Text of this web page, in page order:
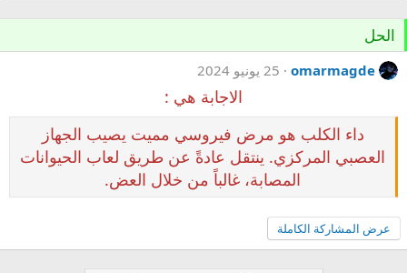
الحل
omarmagde 25 يونيو 2024
الاجابة هي :
داء الكلب هو مرض فيروسي مميت يصيب الجهاز
العصبي المركزي. ينتقل عادةً عن طريق لعاب الحيوانات
المصابة، غالباً من خلال العض.
عرض المشاركة الكاملة